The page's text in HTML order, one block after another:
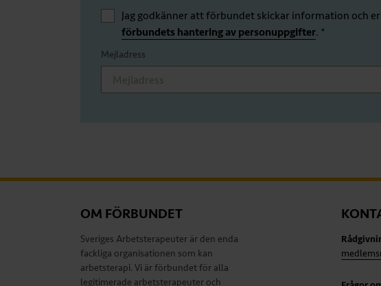
Jag godkänner att förbundet skickar information och
förbundets hantering av personuppgifter. *
Mejladress
OM FÖRBUNDET
Sveriges Arbetsterapeuter är den enda
fackliga organisationen som kan
arbetsterapi. Vi är förbundet för alla
legitimerade arbetsterapeuter och